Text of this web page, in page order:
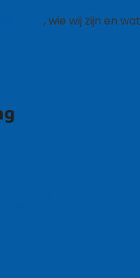
, wie wij zijn en